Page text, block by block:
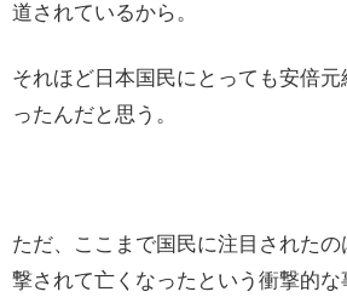
道されているから。
それほど日本国民にとっても安倍
ったんだと思う。
ただ、ここまで国民に注目された
撃されて亡くなったという衝撃的な